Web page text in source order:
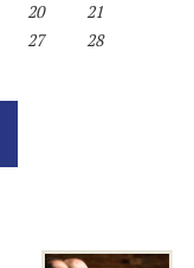
20
21
27
28